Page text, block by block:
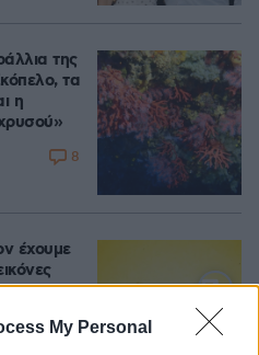
My Personal
της
τα
η
8
έχουμε
2